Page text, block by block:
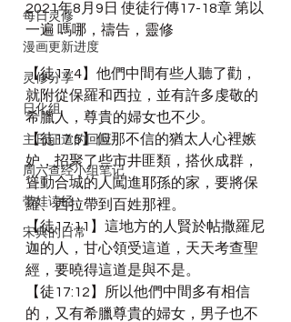
每日灵修
漫画更新进度
灵修分享
日化组
主日证道的回应
周六查经小组笔记
带娃读经
宋典的日常
2021年8月9日 使徒行傳17-18章 第以
一遍 嗎哪，禱告，靈修
【徒17:4】他們中間有些人聽了勸，
就附從保羅和西拉，並有許多虔敬的
希臘人，尊貴的婦女也不少。
【徒17:5】但那不信的猶太人心裡嫉
妒，招聚了些市井匪類，搭伙成群，
聳動合城的人闖進耶孫的家，要將保
羅、西拉帶到百姓那裡。
【徒17:11】這地方的人賢於帖撒羅尼
迦的人，甘心領受這道，天天考查聖
經，要曉得這道是與不是。
【徒17:12】所以他們中間多有相信
的，又有希臘尊貴的婦女，男子也不